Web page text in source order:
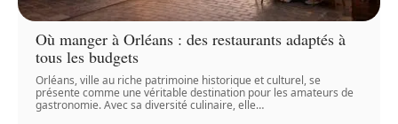
Où manger à Orléans : des restaurants adaptés à
tous les budgets
Orléans, ville au riche patrimoine historique et culturel, se
présente comme une véritable destination pour les amateurs de
gastronomie. Avec sa diversité culinaire, elle…